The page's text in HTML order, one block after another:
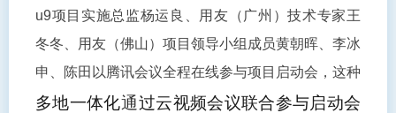
u9项目实施总监杨运良、用友（广州）技术专家王
冬冬、用友（佛山）项目领导小组成员黄朝晖、李冰
申、陈田以腾讯会议全程在线参与项目启动会，这种
多地一体化通过云视频会议联合参与启动会